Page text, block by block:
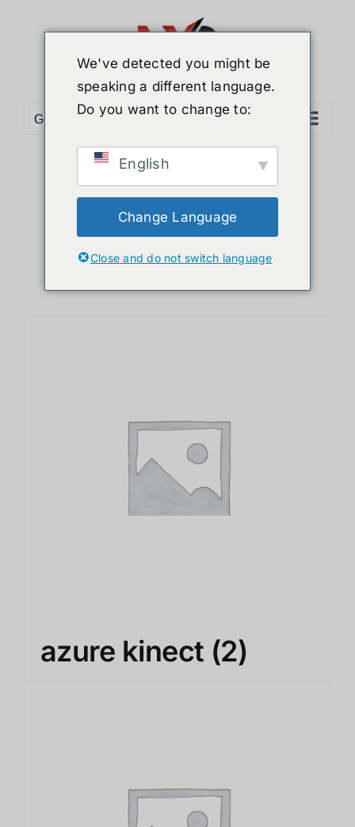
Go to...
Sort byPrice
Show12 Products
azure kinect (2)
We've detected you might be
speaking a different language.
Do you want to change to:
English
Change Language
Close and do not switch language